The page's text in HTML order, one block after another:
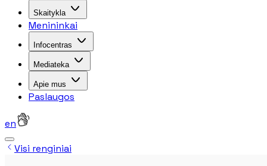
Skaitykla
Menininkai
Infocentras
Mediateka
Apie mus
Paslaugos
en
Visi renginiai